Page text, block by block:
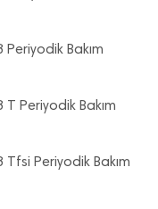
Periyodik Bakım
T Periyodik Bakım
Tfsi Periyodik Bakım